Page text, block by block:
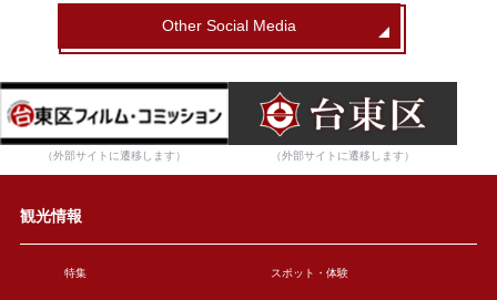
Other Social Media
（外部サイトに遷移します） （外部サイトに遷移します）
観光情報
特集 スポット・体験